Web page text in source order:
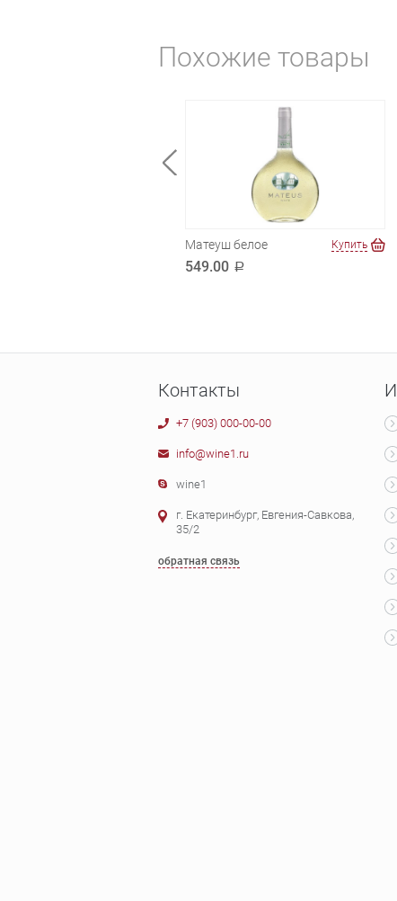
Похожие товары
Матеуш белое
549.00 a
Купить
Контакты
+7 (903) 000-00-00
info@wine1.ru
wine1
г. Екатеринбург, Евгения-Савкова,
35/2
обратная связь